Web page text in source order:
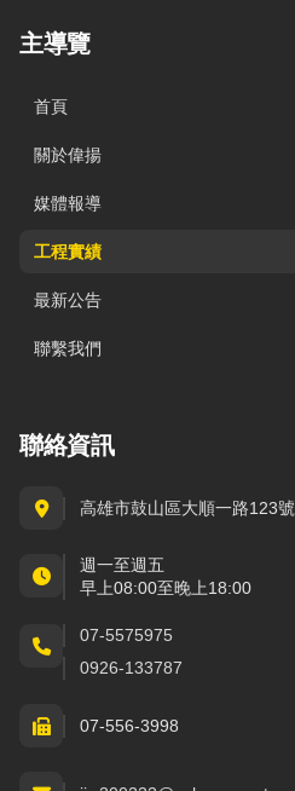
主導覽
首頁
關於偉揚
媒體報導
工程實績
最新公告
聯繫我們
聯絡資訊
高雄市鼓山區大順一路123號
週一至週五
早上08:00至晚上18:00
07-5575975
0926-133787
07-556-3998